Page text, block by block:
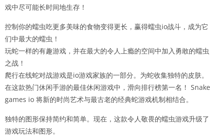
戏中尽可能长时间地生存！
控制你的蠕虫吃更多美味的食物变得更长，赢得蠕虫io战斗，成为它
们中最大的蠕虫！
玩蛇一样的有趣游戏，并在最大的令人上瘾的空间中加入勇敢的蠕虫
之战！
爬行在线蛇对战游戏是io游戏家族的一部分。为蛇收集独特的皮肤。
在这款热门休闲手游的最佳休闲游戏中，滑向排行榜第一名！ Snake
games io 将新的时尚艺术与最古老的经典蛇游戏机制相结合。
独特的图形保持简约和简单。现在，这款令人敬畏的蠕虫游戏升级了
游戏玩法和图形。